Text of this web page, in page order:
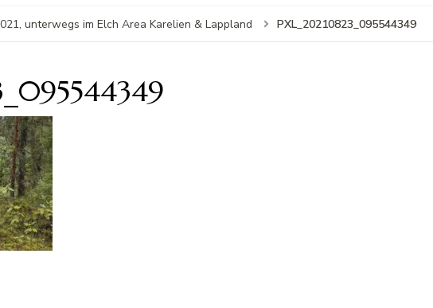
unterwegs im Elch Area Karelien & Lappland PXL_20210823_095544349